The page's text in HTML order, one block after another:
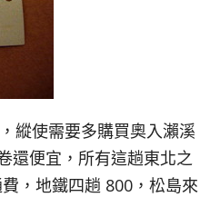
縱使需要多購買奧入瀨溪
還便宜，所有這趟東北之
，地鐵四趟 800，松島來